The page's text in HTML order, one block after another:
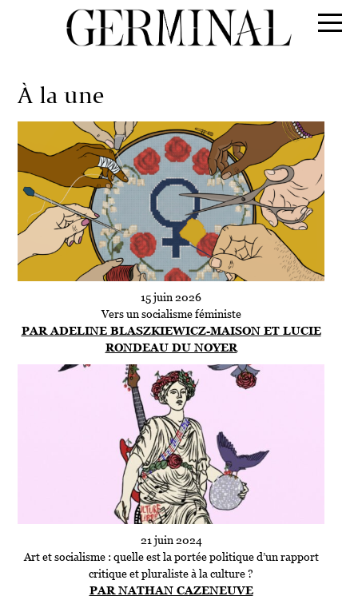
À la une
15 juin 2026
Vers un socialisme féministe
PAR ADELINE BLASZKIEWICZ-MAISON ET LUCIE
RONDEAU DU NOYER
21 juin 2024
Art et socialisme : quelle est la portée politique d’un rapport
critique et pluraliste à la culture ?
PAR NATHAN CAZENEUVE